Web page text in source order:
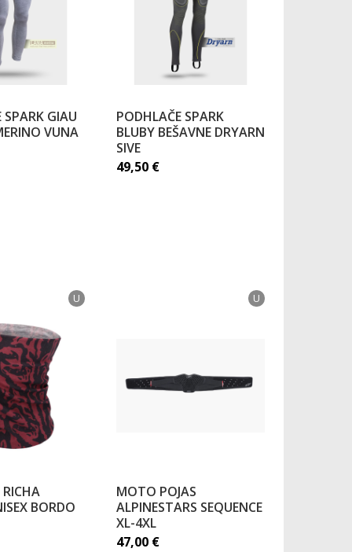
GIAU
VUNA
PODHLAČE SPARK
BLUBY BEŠAVNE DRYARN
SIVE
49,50 €
U
BORDO
U
MOTO POJAS
ALPINESTARS SEQUENCE
XL-4XL
47,00 €